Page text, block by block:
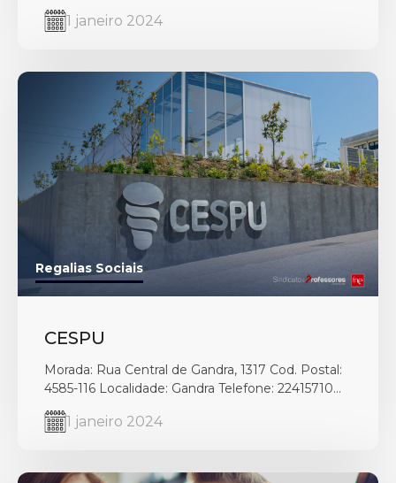
1 janeiro 2024
Regalias Sociais
CESPU
Morada: Rua Central de Gandra, 1317 Cod. Postal:
4585-116 Localidade: Gandra Telefone: 22415710...
1 janeiro 2024